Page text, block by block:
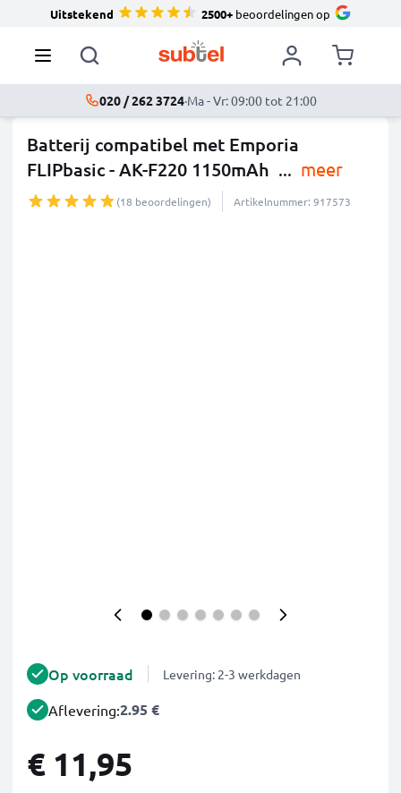
Uitstekend 2500+beoordelingen op
020 / 262 3724·Ma - Vr: 09:00 tot 21:00
Batterij compatibel met Emporia
FLIPbasic - AK-F220 1150mAh ... meer
(18 beoordelingen) Artikelnummer: 917573
Op voorraad Levering: 2-3 werkdagen
Aflevering:2.95 €
€ 11,95